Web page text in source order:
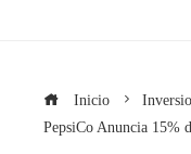
Inicio
PepsiCo Anuncia 15%